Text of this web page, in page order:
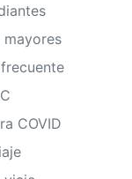
mayores
COVID